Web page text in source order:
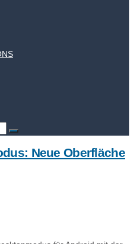
Neue Oberfläche